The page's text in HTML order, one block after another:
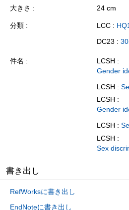
大きさ
24 cm
分類 LCC :
DC23 :
件名
LCSH :
Gender
LCSH :
LCSH :
Gender
LCSH :
LCSH :
Sex
書き出し
RefWorksに書き出し
EndNoteに書き出し